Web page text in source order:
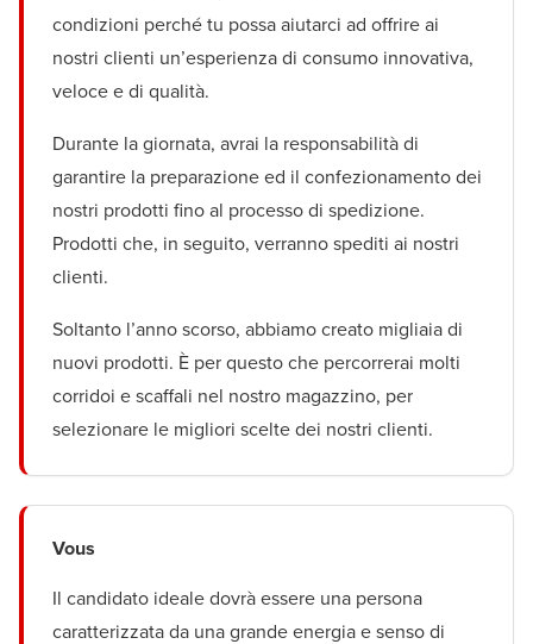
condizioni perché tu possa aiutarci ad offrire ai
nostri clienti un’esperienza di consumo innovativa,
veloce e di qualità.
Durante la giornata, avrai la responsabilità di
garantire la preparazione ed il confezionamento dei
nostri prodotti fino al processo di spedizione.
Prodotti che, in seguito, verranno spediti ai nostri
clienti.
Soltanto l’anno scorso, abbiamo creato migliaia di
nuovi prodotti. È per questo che percorrerai molti
corridoi e scaffali nel nostro magazzino, per
selezionare le migliori scelte dei nostri clienti.
Vous
Il candidato ideale dovrà essere una persona
caratterizzata da una grande energia e senso di